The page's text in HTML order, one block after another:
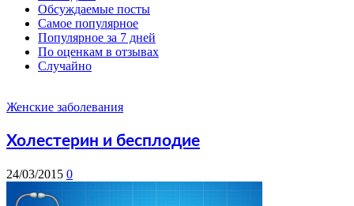
Обсуждаемые посты
Самое популярное
Популярное за 7 дней
По оценкам в отзывах
Случайно
Женские заболевания
Холестерин и бесплодие
24/03/2015 0